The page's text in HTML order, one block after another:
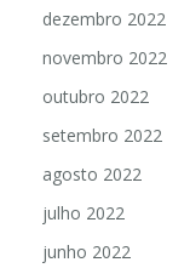
dezembro 2022
novembro 2022
outubro 2022
setembro 2022
agosto 2022
julho 2022
junho 2022